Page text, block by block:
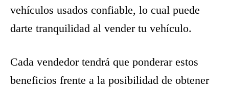
vehículos usados confiable, lo cual puede
darte tranquilidad al vender tu vehículo.
Cada vendedor tendrá que ponderar estos
beneficios frente a la posibilidad de obtener